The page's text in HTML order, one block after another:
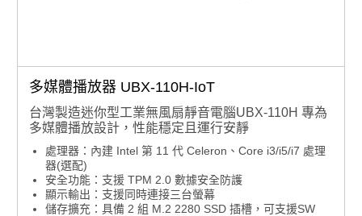
多媒體播放器 UBX-110H-IoT
台灣製造迷你型工業無風扇靜音電腦UBX-110H 專為
多媒體播放設計，性能穩定且運行安靜
處理器：內建 Intel 第 11 代 Celeron、Core i3/i5/i7 處理
器(選配)
安全功能：支援 TPM 2.0 數據安全防護
顯示輸出：支援同時連接三台螢幕
儲存擴充：具備 2 組 M.2 2280 SSD 插槽，可支援SW